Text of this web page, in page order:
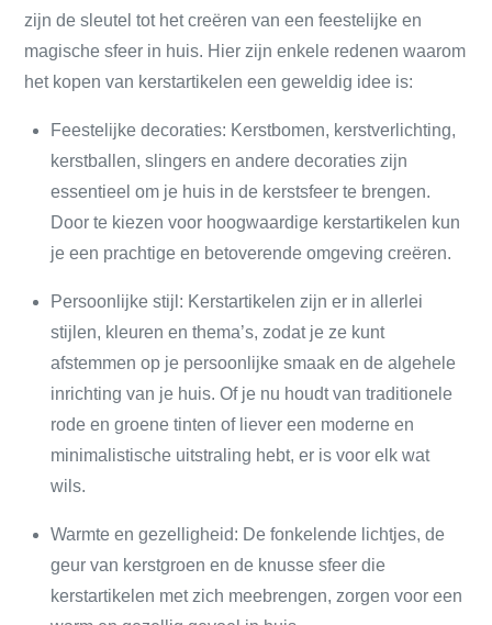
zijn de sleutel tot het creëren van een feestelijke en
magische sfeer in huis. Hier zijn enkele redenen waarom
het kopen van kerstartikelen een geweldig idee is:
Feestelijke decoraties: Kerstbomen, kerstverlichting,
kerstballen, slingers en andere decoraties zijn
essentieel om je huis in de kerstsfeer te brengen.
Door te kiezen voor hoogwaardige kerstartikelen kun
je een prachtige en betoverende omgeving creëren.
Persoonlijke stijl: Kerstartikelen zijn er in allerlei
stijlen, kleuren en thema’s, zodat je ze kunt
afstemmen op je persoonlijke smaak en de algehele
inrichting van je huis. Of je nu houdt van traditionele
rode en groene tinten of liever een moderne en
minimalistische uitstraling hebt, er is voor elk wat
wils.
Warmte en gezelligheid: De fonkelende lichtjes, de
geur van kerstgroen en de knusse sfeer die
kerstartikelen met zich meebrengen, zorgen voor een